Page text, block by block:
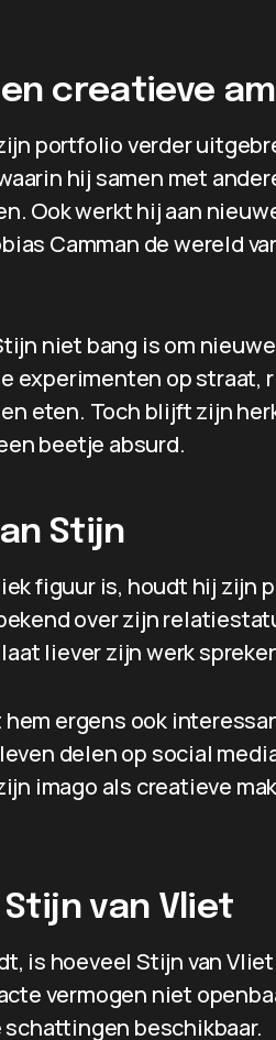
creatieve
portfolio verder
hij samen met
Ook werkt hij aan
Camman de wereld
niet bang is om
experimenten op straat,
eten. Toch blijft zijn
beetje absurd.
Stijn
figuur is, houdt hij zijn
over zijn
liever zijn werk
ergens ook
delen op social
imago als creatieve
van Vliet
is hoeveel Stijn van
vermogen niet
beschikbaar.